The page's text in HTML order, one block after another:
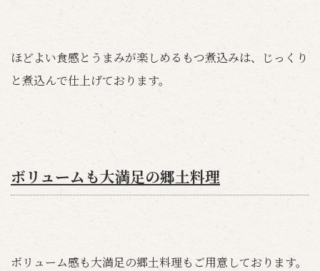
ほどよい食感とうまみが楽しめるもつ煮込みは、じっくり
と煮込んで仕上げております。
ボリュームも大満足の郷土料理
ボリューム感も大満足の郷土料理もご用意しております。